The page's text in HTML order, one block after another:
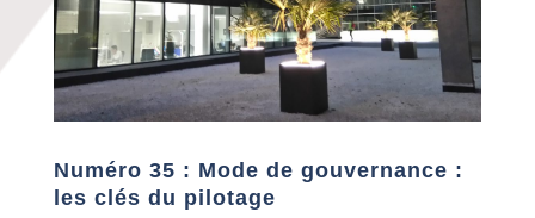
Numéro 35 : Mode de gouvernance :
les clés du pilotage